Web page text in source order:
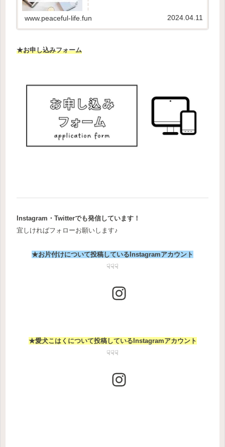
www.peaceful-life.fun 2024.04.11
★お申し込みフォーム
Instagram ・Twitterでも発信しています！
宜しければフォローお願いします♪
★お片付けについて投稿しているInstagramアカウント
☟☟☟
Instagram
★愛犬こはくについて投稿している Instagramアカウント
☟☟☟
Instagram